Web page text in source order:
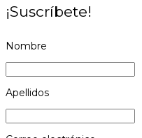
¡Suscríbete!
Nombre
Apellidos